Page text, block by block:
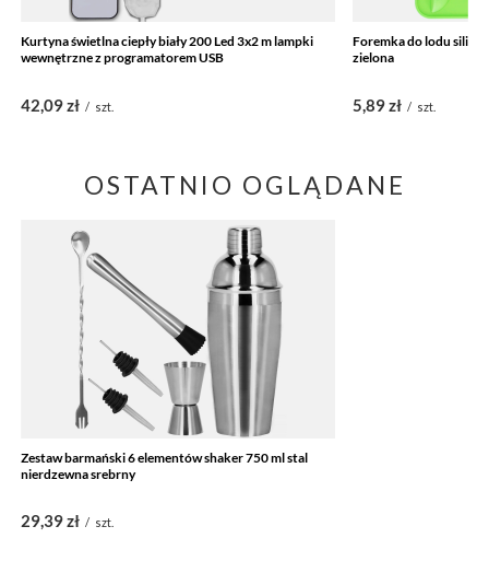
Kurtyna świetlna ciepły biały 200 Led 3x2 m lampki
wewnętrzne z programatorem USB
42,09 zł / szt.
Foremka do lodu
zielona
5,89 zł / szt.
OSTATNIO OGLĄDANE
Zestaw barmański 6 elementów shaker 750 ml stal
nierdzewna srebrny
29,39 zł / szt.